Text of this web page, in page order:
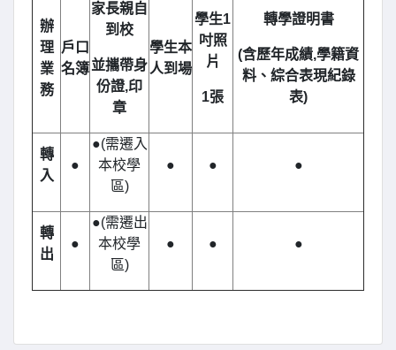
辦
理
業
務
戶口
名簿
家長親自
到校
並攜帶身
份證,印
章
學生本
人到場
學生1
吋照
片
1張
轉學證明書
(含歷年成績,學籍資
料、綜合表現紀錄
表)
轉
入
●
●(需遷入
本校學
區)
● ● ●
轉
出
●
●(需遷出
本校學
區)
● ● ●